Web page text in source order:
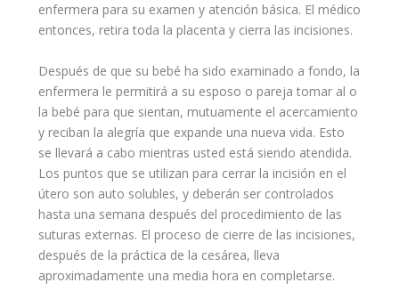
enfermera para su examen y atención básica. El médico
entonces, retira toda la placenta y cierra las incisiones.
Después de que su bebé ha sido examinado a fondo, la
enfermera le permitirá a su esposo o pareja tomar al o
la bebé para que sientan, mutuamente el acercamiento
y reciban la alegría que expande una nueva vida. Esto
se llevará a cabo mientras usted está siendo atendida.
Los puntos que se utilizan para cerrar la incisión en el
útero son auto solubles, y deberán ser controlados
hasta una semana después del procedimiento de las
suturas externas. El proceso de cierre de las incisiones,
después de la práctica de la cesárea, lleva
aproximadamente una media hora en completarse.